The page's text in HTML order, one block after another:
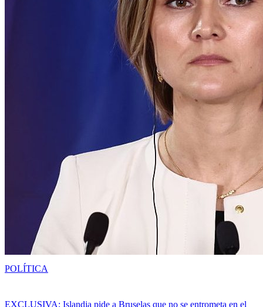
EXCLUSIVA: Islandia pide a Bruselas que no se entrometa en el
POLÍTICA